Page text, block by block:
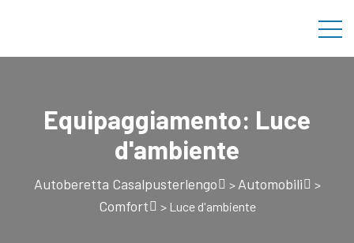
Equipaggiamento: Luce
d'ambiente
Autoberetta Casalpusterlengo > Automobili >
Comfort > Luce d'ambiente